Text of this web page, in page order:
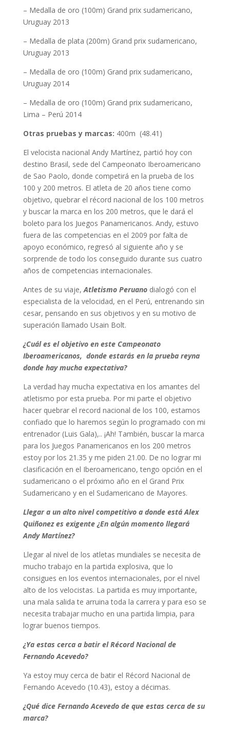
– Medalla de oro (100m) Grand prix sudamericano,
Uruguay 2013
– Medalla de plata (200m) Grand prix sudamericano,
Uruguay 2013
– Medalla de oro (100m) Grand prix sudamericano,
Uruguay 2014
– Medalla de oro (100m) Grand prix sudamericano,
Lima – Perú 2014
Otras pruebas y marcas: 400m (48.41)
El velocista nacional Andy Martínez, partió hoy con
destino Brasil, sede del Campeonato Iberoamericano
de Sao Paolo, donde competirá en la prueba de los
100 y 200 metros. El atleta de 20 años tiene como
objetivo, quebrar el récord nacional de los 100 metros
y buscar la marca en los 200 metros, que le dará el
boleto para los Juegos Panamericanos. Andy, estuvo
fuera de las competencias en el 2009 por falta de
apoyo económico, regresó al siguiente año y se
sorprende de todo los conseguido durante sus cuatro
años de competencias internacionales.
Antes de su viaje,Atletismo Peruano dialogó con el
especialista de la velocidad, en el Perú, entrenando sin
cesar, pensando en sus objetivos y en su motivo de
superación llamado Usain Bolt.
¿Cuál es el objetivo en este Campeonato
Iberoamericanos, donde estarás en la prueba reyna
donde hay mucha expectativa?
La verdad hay mucha expectativa en los amantes del
atletismo por esta prueba. Por mi parte el objetivo
hacer quebrar el record nacional de los 100, estamos
confiado que lo haremos según lo programado con mi
entrenador (Luis Gala),.. ¡Ah! También, buscar la marca
para los Juegos Panamericanos en los 200 metros
estoy por los 21.35 y me piden 21.00. De no lograr mi
clasificación en el Iberoamericano, tengo opción en el
sudamericano o el próximo año en el Grand Prix
Sudamericano y en el Sudamericano de Mayores.
Llegar a un alto nivel competitivo a donde está Alex
Quiñonez es exigente ¿En algún momento llegará
Andy Martínez?
Llegar al nivel de los atletas mundiales se necesita de
mucho trabajo en la partida explosiva, que lo
consigues en los eventos internacionales, por el nivel
alto de los velocistas. La partida es muy importante,
una mala salida te arruina toda la carrera y para eso se
necesita trabajar mucho en una partida limpia, para
lograr buenos tiempos.
¿Ya estas cerca a batir el Récord Nacional de
Fernando Acevedo?
Ya estoy muy cerca de batir el Récord Nacional de
Fernando Acevedo (10.43), estoy a décimas.
¿Qué dice Fernando Acevedo de que estas cerca de su
marca?